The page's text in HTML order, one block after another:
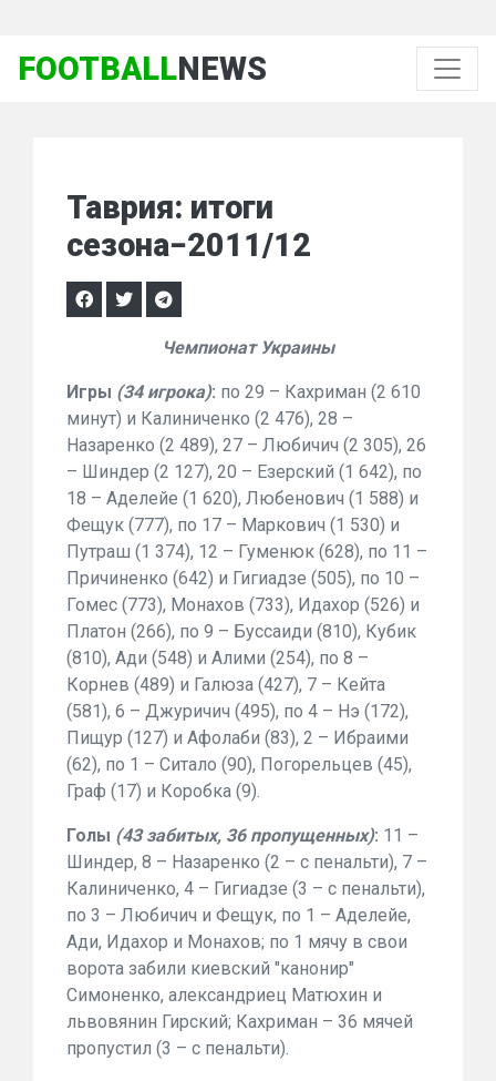
FOOTBALLNEWS
Таврия: итоги
сезона−2011/12
Чемпионат Украины
Игры (34 игрока): по 29 – Кахриман (2 610
минут) и Калиниченко (2 476), 28 –
Назаренко (2 489), 27 – Любичич (2 305), 26
– Шиндер (2 127), 20 – Езерский (1 642), по
18 – Аделейе (1 620), Любенович (1 588) и
Фещук (777), по 17 – Маркович (1 530) и
Путраш (1 374), 12 – Гуменюк (628), по 11 –
Причиненко (642) и Гигиадзе (505), по 10 –
Гомес (773), Монахов (733), Идахор (526) и
Платон (266), по 9 – Буссаиди (810), Кубик
(810), Ади (548) и Алими (254), по 8 –
Корнев (489) и Галюза (427), 7 – Кейта
(581), 6 – Джуричич (495), по 4 – Нэ (172),
Пищур (127) и Афолаби (83), 2 – Ибраими
(62), по 1 – Ситало (90), Погорельцев (45),
Граф (17) и Коробка (9).
Голы (43 забитых, 36 пропущенных): 11 –
Шиндер, 8 – Назаренко (2 – с пенальти), 7 –
Калиниченко, 4 – Гигиадзе (3 – с пенальти),
по 3 – Любичич и Фещук, по 1 – Аделейе,
Ади, Идахор и Монахов; по 1 мячу в свои
ворота забили киевский "канонир"
Симоненко, александриец Матюхин и
львовянин Гирский; Кахриман – 36 мячей
пропустил (3 – с пенальти).